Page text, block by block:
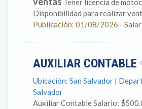
Tener licencia de
Disponibilidad para realizar
Publicación: 01/08/2026 -
AUXILIAR CONTABLE
Ubicación: San Salvador |
Salvador
Auxiliar Contable Salario: